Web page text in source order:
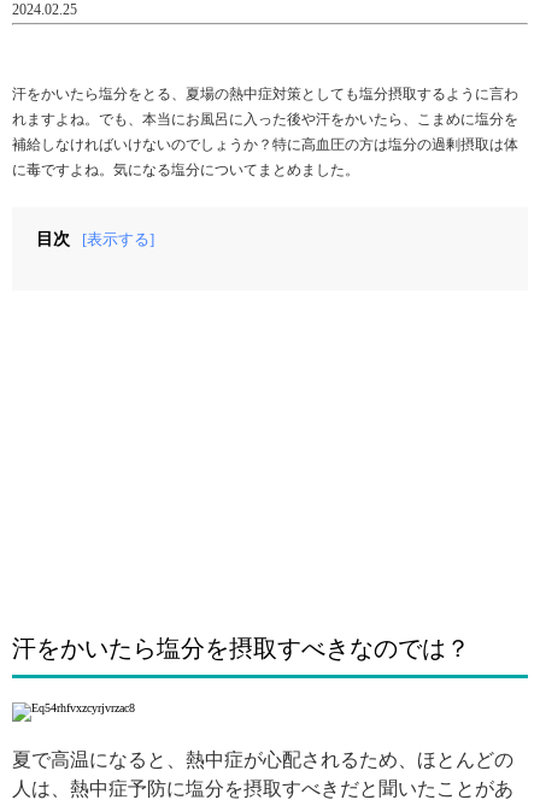
2024.02.25
汗をかいたら塩分をとる、夏場の熱中症対策としても塩分摂取するように言わ
れますよね。でも、本当にお風呂に入った後や汗をかいたら、こまめに塩分を
補給しなければいけないのでしょうか？特に高血圧の方は塩分の過剰摂取は体
に毒ですよね。気になる塩分についてまとめました。
目次 [表示する]
汗をかいたら塩分を摂取すべきなのでは？
夏で高温になると、熱中症が心配されるため、ほとんどの
人は、熱中症予防に塩分を摂取すべきだと聞いたことがあ